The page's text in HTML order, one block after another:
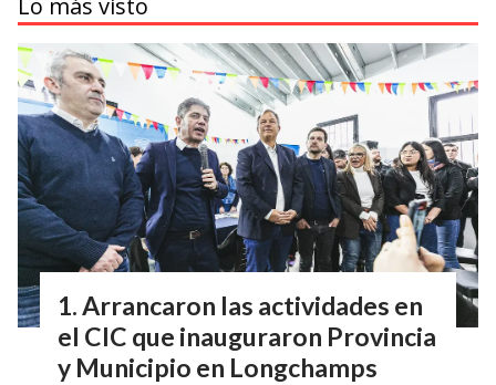
Arrancaron las actividades en
el CIC que inauguraron Provincia
y Municipio en Longchamps